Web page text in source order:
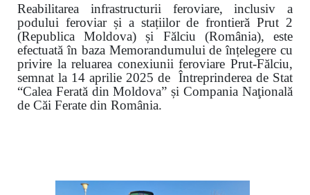
Reabilitarea infrastructurii feroviare, inclusiv a
podului feroviar și a stațiilor de frontieră Prut 2
(Republica Moldova) și Fălciu (România), este
efectuată în baza Memorandumului de înțelegere cu
privire la reluarea conexiunii feroviare Prut-Fălciu,
semnat la 14 aprilie 2025 de Întreprinderea de Stat
“Calea Ferată din Moldova” și Compania Naţională
de Căi Ferate din România.